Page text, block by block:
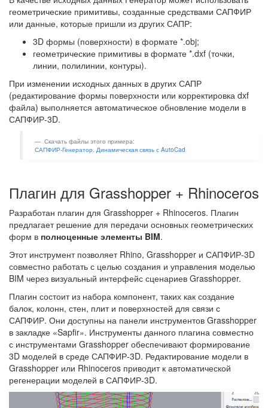
геометрические примитивы, созданные средствами САПФИР
или данные, которые пришли из других САПР:
3D формы (поверхности) в формате *.obj;
геометрические примитивы в формате *.dxf (точки,
линии, полилинии, контуры).
При изменении исходных данных в других САПР
(редактирование формы поверхности или корректировка dxf
файла) выполняется автоматическое обновление модели в
САПФИР-3D.
Скачать файлы этого примера:
САПФИР-Генератор. Динамическая связь с AutoCad
Плагин для Grasshopper + Rhinoceros
Разработан плагин для Grasshopper + Rhinoceros. Плагин
предлагает решение для передачи основных геометрических
форм в полноценные элементы BIM.
Этот инструмент позволяет Rhino, Grasshopper и САПФИР-3D
совместно работать с целью создания и управления моделью
BIM через визуальный интерфейс сценариев Grasshopper.
Плагин состоит из набора компонент, таких как создание
балок, колонн, стен, плит и поверхностей для связи с
САПФИР. Они доступны на панели инструментов Grasshopper
в закладке «Sapfir». Инструменты данного плагина совместно
с инструментами Grasshopper обеспечивают формирование
3D моделей в среде САПФИР-3D. Редактирование модели в
Grasshopper или Rhinoceros приводит к автоматической
регенерации моделей в САПФИР-3D.